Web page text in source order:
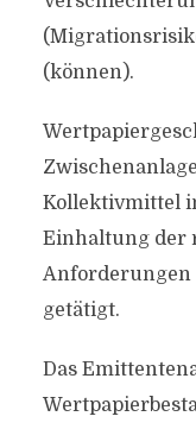
(können).
Kollektivmittel
Einhaltung der
Anforderungen
getätigt.
Das